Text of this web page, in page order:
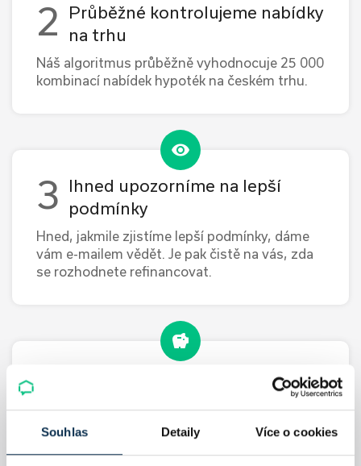
Souhlas Detaily Více o cookies
Průběžné kontrolujeme nabídky
na trhu
Náš algoritmus průběžně vyhodnocuje 25 000
kombinací nabídek hypoték na českém trhu.
Ihned upozorníme na lepší
podmínky
Hned, jakmile zjistíme lepší podmínky, dáme
vám e-mailem vědět. Je pak čistě na vás, zda
se rozhodnete refinancovat.
ním měli co nejméně starostí. A vy se tak
můžete těšit na levnější hypotéku.